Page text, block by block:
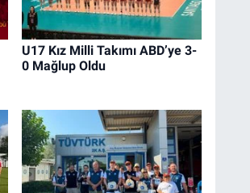
U17 Kız Milli Takımı ABD’ye 3-
0 Mağlup Oldu